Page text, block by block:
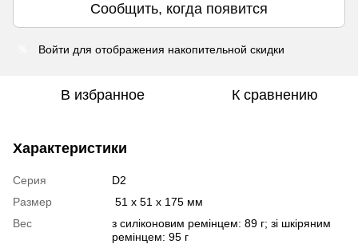
Сообщить, когда появится
Войти для отображения накопительной скидки
В избранное К сравнению
Характеристики
Серия
D2
Размер
51 x 51 x 175 мм
Вес
з силіконовим ремінцем: 89 г; зі шкіряним
ремінцем: 95 г